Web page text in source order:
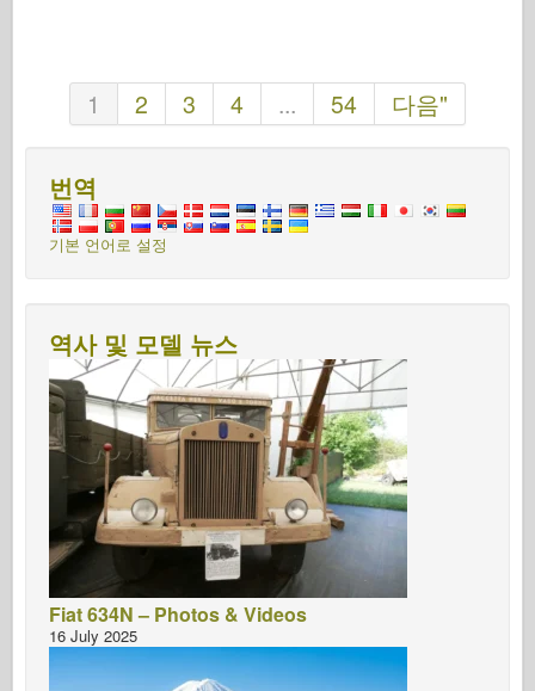
1 2 3 4 ... 54 다음"
번역
기본 언어로 설정
역사 및 모델 뉴스
Fiat 634N – Photos & Videos
16 July 2025